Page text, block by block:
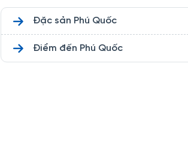
Đặc sản Phú Quốc
Điểm đến Phú Quốc